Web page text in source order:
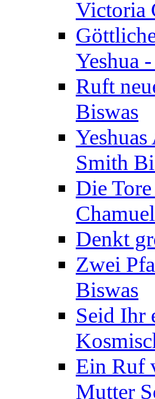
Victoria
Yeshua
Ruft
Biswas
Smith
Die
Denkt
Zwei
Biswas
Seid Ihr
Ein Ruf
Mutter